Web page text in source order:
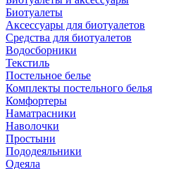
Биотуалеты
Аксессуары для биотуалетов
Средства для биотуалетов
Водосборники
Текстиль
Постельное белье
Комплекты постельного белья
Комфортеры
Наматрасники
Наволочки
Простыни
Пододеяльники
Одеяла